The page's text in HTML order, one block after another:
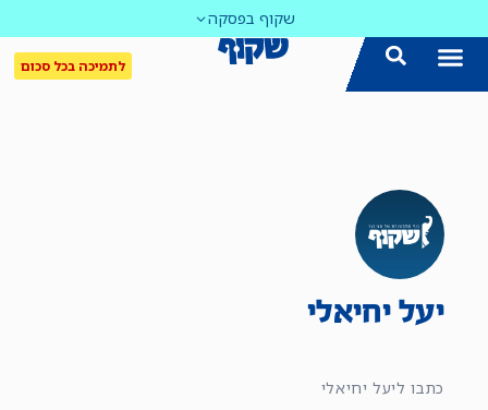
שקוף בפסקה
לתמיכה בכל סכום
יעל יחיאלי
כתבו ליעל יחיאלי